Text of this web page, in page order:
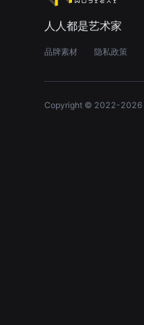
人人都是艺术家
品牌素材 隐私政策
Copyright © 2022-2026